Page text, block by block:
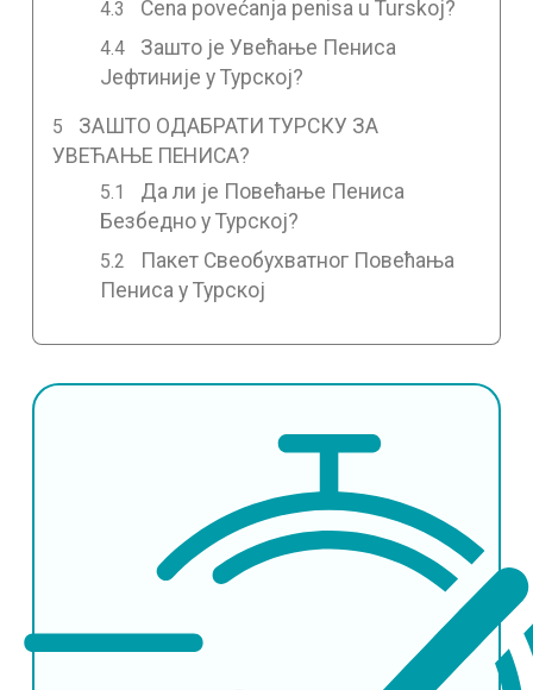
Cena povećanja penisa u Turskoj?
Зашто је Увећање Пениса
Јефтиније у Турској?
ЗАШТО ОДАБРАТИ ТУРСКУ ЗА
УВЕЋАЊЕ ПЕНИСА?
Да ли је Повећање Пениса
Безбедно у Турској?
Пакет Свеобухватног Повећања
Пениса у Турској